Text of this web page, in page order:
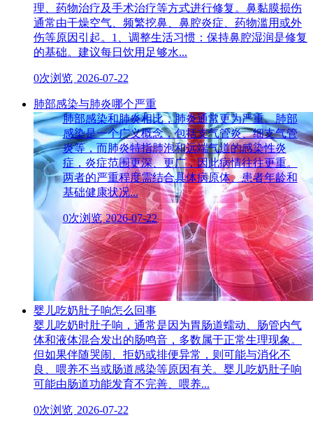
理、药物治疗及手术治疗等方式进行修复。鼻黏膜损伤
通常由干燥空气、频繁挖鼻、鼻腔炎症、药物滥用或外
伤等原因引起。1、调整生活习惯：保持鼻腔湿润是修复
的基础。建议每日饮用足够水...
0次浏览 2026-07-22
肺部感染与肺炎哪个严重
肺部感染和肺炎相比，肺炎通常更为严重。肺部
感染是一个广义概念，包括支气管炎、细支气管
炎等，而肺炎特指肺泡和远端气道的感染性炎
症，炎症范围更深、更广，因此病情往往更重。
两者的严重程度需结合具体病原体、患者年龄和
基础健康状况...
0次浏览 2026-07-22
婴儿吃奶肚子响怎么回事
婴儿吃奶时肚子响，通常是因为胃肠道蠕动、肠管内气
体和液体混合发出的肠鸣音，多数属于正常生理现象。
但如果伴随哭闹、拒奶或排便异常，则可能与消化不
良、喂养不当或肠道感染等原因有关。婴儿吃奶肚子响
可能由肠道功能发育不完善、喂养...
0次浏览 2026-07-22